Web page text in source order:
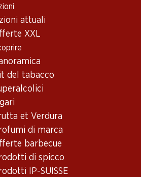
attuali
XXL
del tabacco
et Verdura
di marca
barbecue
di spicco
IP-SUISSE
Vino/champagne
- Svizzera,
Vino bianco
30%
69.–invece di 99.90
Yvorne Grand Cru Terravin
AOC Chablais
2024